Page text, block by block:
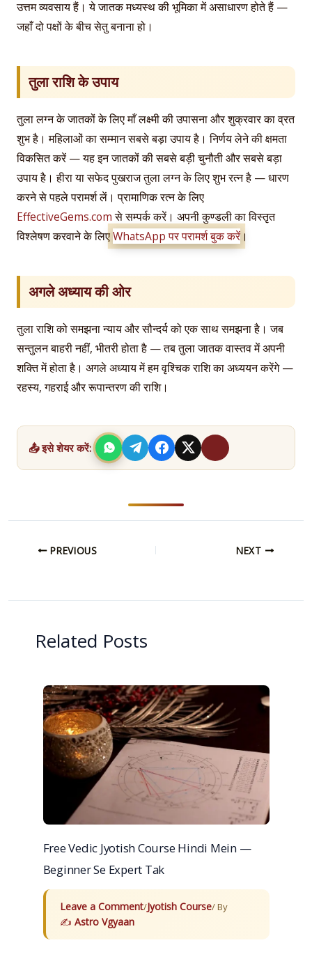
उत्तम व्यवसाय हैं। ये जातक मध्यस्थ की भूमिका में असाधारण होते हैं —
जहाँ दो पक्षों के बीच सेतु बनाना हो।
तुला राशि के उपाय
तुला लग्न के जातकों के लिए माँ लक्ष्मी की उपासना और शुक्रवार का व्रत
शुभ है। महिलाओं का सम्मान सबसे बड़ा उपाय है। निर्णय लेने की क्षमता
विकसित करें — यह इन जातकों की सबसे बड़ी चुनौती और सबसे बड़ा
उपाय है। हीरा या सफेद पुखराज तुला लग्न के लिए शुभ रत्न है — धारण
करने से पहले परामर्श लें। प्रामाणिक रत्न के लिए
EffectiveGems.comसे सम्पर्क करें। अपनी कुण्डली का विस्तृत
विश्लेषण करवाने के लिएWhatsApp पर परामर्श बुक करें।
अगले अध्याय की ओर
तुला राशि को समझना न्याय और सौन्दर्य को एक साथ समझना है। जब
सन्तुलन बाहरी नहीं, भीतरी होता है — तब तुला जातक वास्तव में अपनी
शक्ति में होता है। अगले अध्याय में हम वृश्चिक राशि का अध्ययन करेंगे —
रहस्य, गहराई और रूपान्तरण की राशि।
📤 इसे शेयर करें:
PREVIOUS NEXT
Related Posts
Free Vedic Jyotish Course Hindi Mein —
Beginner Se Expert Tak
Leave a Comment/Jyotish Course/ By
Astro Vgyaan